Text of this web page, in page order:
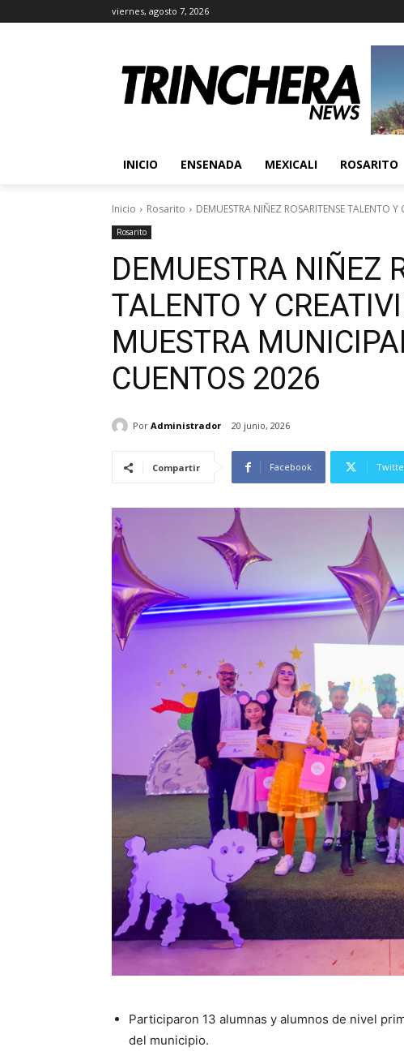
viernes, agosto 7, 2026
INICIO ENSENADA MEXICALI ROSARITO
Inicio Rosarito DEMUESTRA NIÑEZ ROSARITENSE TALENTO
Rosarito
DEMUESTRA NIÑEZ
TALENTO Y
MUESTRA
CUENTOS 2026
Por Administrador 20 junio, 2026
Compartir Facebook
Participaron 13 alumnas y alumnos de nivel
del municipio.